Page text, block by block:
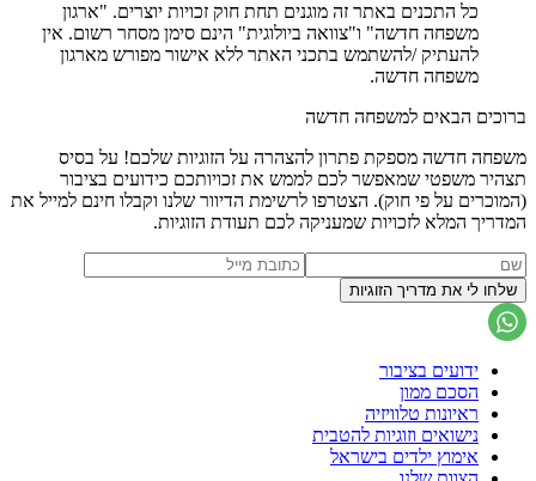
כל התכנים באתר זה מוגנים תחת חוק זכויות יוצרים. "ארגון
משפחה חדשה" ו"צוואה ביולוגית" הינם סימן מסחר רשום. אין
להעתיק /להשתמש בתכני האתר ללא אישור מפורש מארגון
משפחה חדשה.
ברוכים הבאים למשפחה חדשה
משפחה חדשה מספקת פתרון להצהרה על הזוגיות שלכם! על בסיס
תצהיר משפטי שמאפשר לכם לממש את זכויותכם כידועים בציבור
(המוכרים על פי חוק). הצטרפו לרשימת הדיוור שלנו וקבלו חינם למייל את
המדריך המלא לזכויות שמעניקה לכם תעודת הזוגיות.
ידועים בציבור
הסכם ממון
ראיונות טלוויזיה
נישואים וזוגיות להטבית
אימוץ ילדים בישראל